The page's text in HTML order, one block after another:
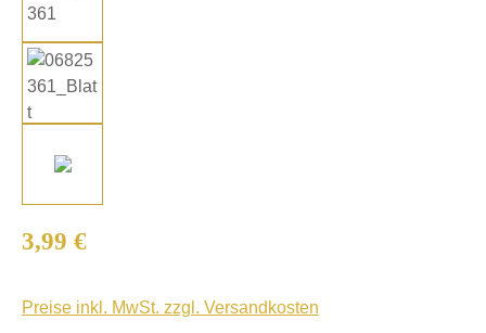
Regulärer Preis:
3,99 €
Preise inkl. MwSt. zzgl. Versandkosten